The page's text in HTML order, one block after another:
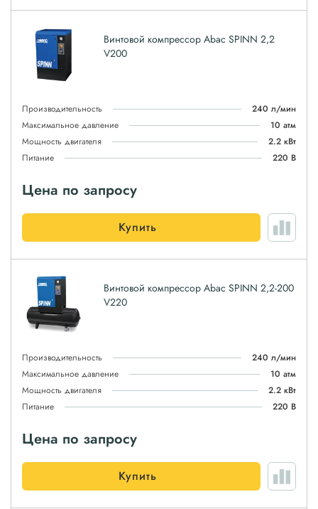
Винтовой компрессор Abac SPINN 2,2
V200
Производительность
240 л/мин
Максимальное давление
10 атм
Мощность двигателя
2.2 кВт
Питание
220 В
Цена по запросу
Купить
Винтовой компрессор Abac SPINN 2,2-200
V220
Производительность
240 л/мин
Максимальное давление
10 атм
Мощность двигателя
2.2 кВт
Питание
220 В
Цена по запросу
Купить